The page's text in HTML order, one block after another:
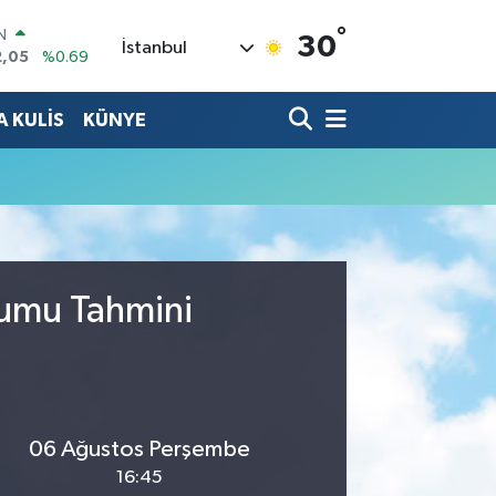
%0.69
%0.1
%0.32
İstanbul 30°
KULİS KÜNYE
Tahmini
06 Ağustos Perşembe
16:45